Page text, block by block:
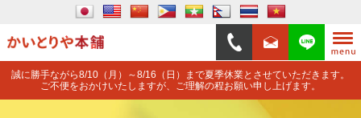
誠に勝手ながら8/10（月）～8/16（日）まで夏季休業とさせていただきます。
ご不便をおかけいたしますが、ご理解の程お願い申し上げます。